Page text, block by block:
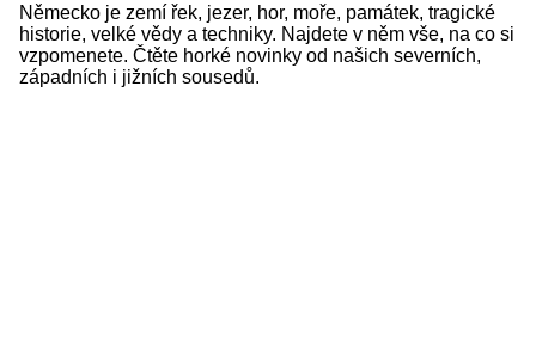
Německo je zemí řek, jezer, hor, moře, památek, tragické
historie, velké vědy a techniky. Najdete v něm vše, na co si
vzpomenete. Čtěte horké novinky od našich severních,
západních i jižních sousedů.